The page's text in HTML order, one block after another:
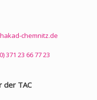
chemnitz.de
371 23 66 77 23
der TAC